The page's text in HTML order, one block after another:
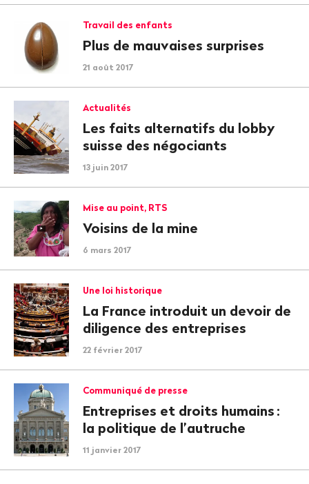
Travail des enfants
Plus de mauvaises surprises
21 août 2017
Actualités
Les faits alternatifs du lobby
suisse des négociants
13 juin 2017
Mise au point, RTS
Voisins de la mine
6 mars 2017
Une loi historique
La France introduit un devoir de
diligence des entreprises
22 février 2017
Communiqué de presse
Entreprises et droits humains :
la politique de l’autruche
11 janvier 2017